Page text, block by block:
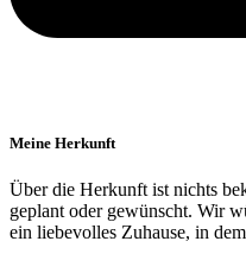
Meine Herkunft
Über die Herkunft ist nichts
geplant oder gewünscht. Wir
ein liebevolles Zuhause, in